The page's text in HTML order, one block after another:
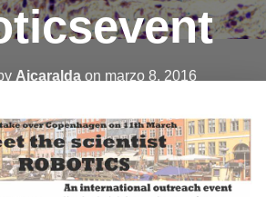
A
V
G
T
I
O
Aicaralda on marzo 8, 2016